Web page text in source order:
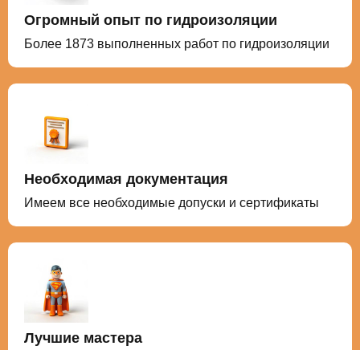
Огромный опыт по гидроизоляции
Более 1873 выполненных работ по гидроизоляции
Необходимая документация
Имеем все необходимые допуски и сертификаты
Лучшие мастера